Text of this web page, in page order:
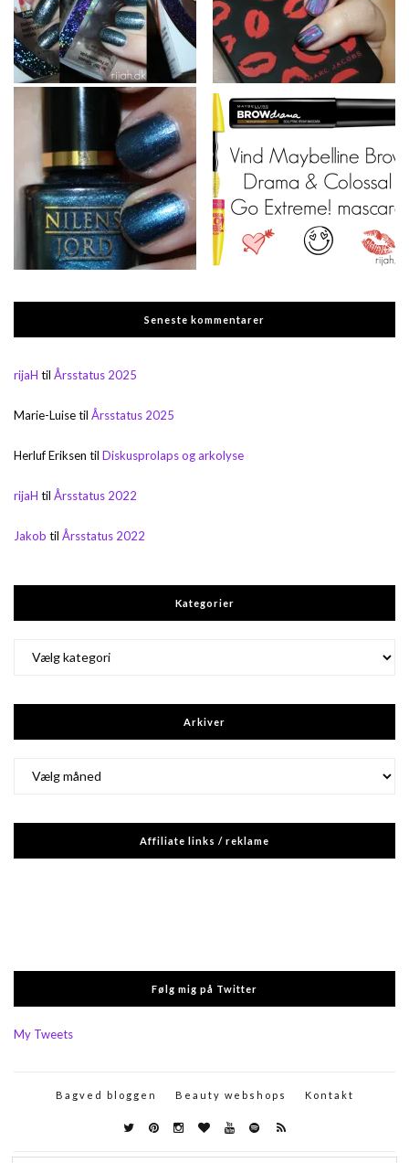
Seneste kommentarer
rijaH til Årsstatus 2025
Marie-Luisetil Årsstatus 2025
Herluf Eriksen til Diskusprolaps og arkolyse
rijaH til Årsstatus 2022
Jakob til Årsstatus 2022
Kategorier
Arkiver
Affiliate links / reklame
Følg mig på Twitter
My Tweets
Bagved bloggen Beauty webshops Kontakt